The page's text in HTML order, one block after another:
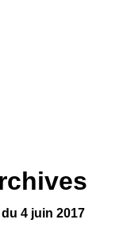
êtes ici
4 juin 2017